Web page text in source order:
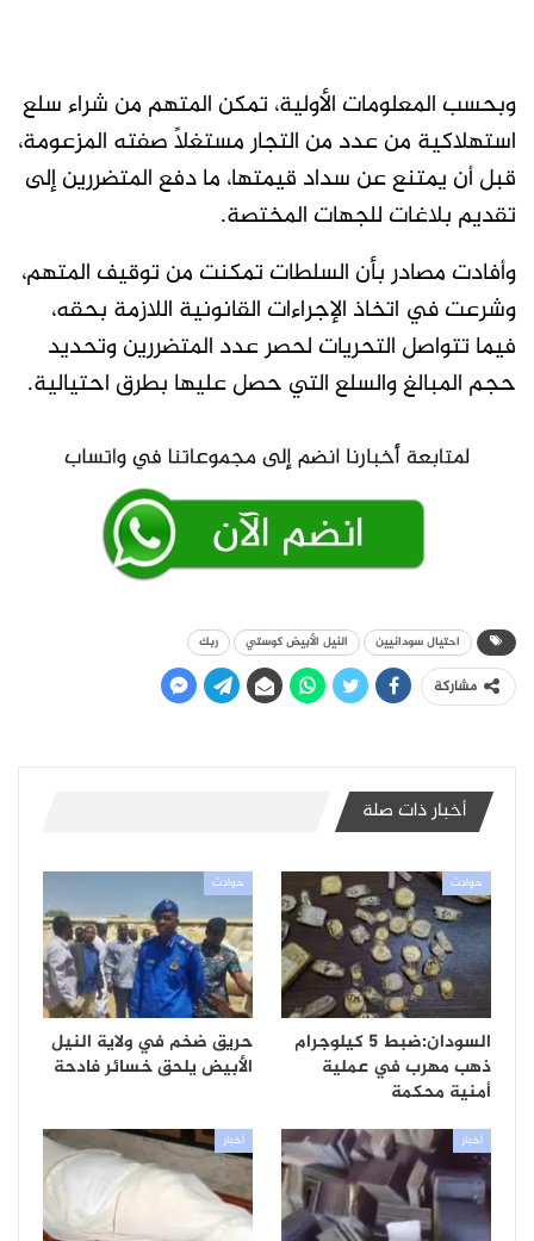
وبحسب المعلومات الأولية، تمكن المتهم من شراء سلع
استهلاكية من عدد من التجار مستغلاً صفته المزعومة،
قبل أن يمتنع عن سداد قيمتها، ما دفع المتضررين إلى
تقديم بلاغات للجهات المختصة.
وأفادت مصادر بأن السلطات تمكنت من توقيف المتهم،
وشرعت في اتخاذ الإجراءات القانونية اللازمة بحقه،
فيما تتواصل التحريات لحصر عدد المتضررين وتحديد
حجم المبالغ والسلع التي حصل عليها بطرق احتيالية.
احتيال سودانيين النيل الأبيض كوستي ربك
مشاركة
أخبار ذات صلة
حوادث
السودان:ضبط 5 كيلوجرام
ذهب مهرب في عملية
أمنية محكمة
حوادث
حريق ضخم في ولاية النيل
الأبيض يلحق خسائر فادحة
أخبار أخبار